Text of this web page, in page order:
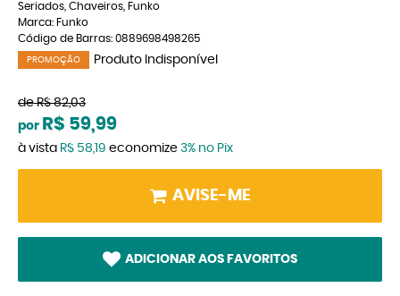
Seriados Chaveiros Funko
Marca: Funko
Código de Barras: 0889698498265
PROMOÇÃO Produto Indisponível
de R$ 82,03
por R$ 59,99
à vista R$ 58,19 economize 3% no Pix
AVISE-ME
ADICIONAR AOS FAVORITOS